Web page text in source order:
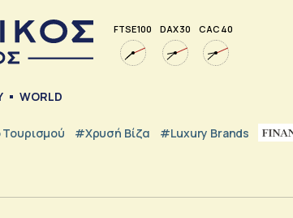
FTSE 100 DAX 30 CAC 40
WORLD
#Χρυσή Βίζα #luxury Brands